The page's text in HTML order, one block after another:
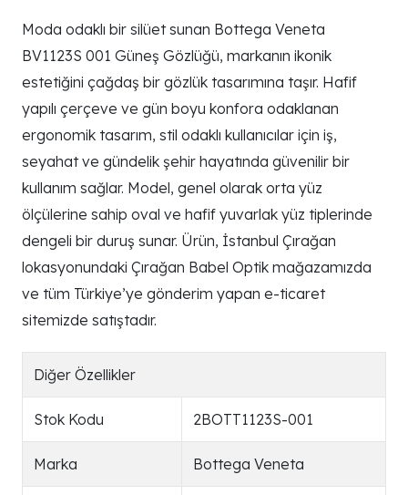
Moda odaklı bir silüet sunan Bottega Veneta
BV1123S 001 Güneş Gözlüğü, markanın ikonik
estetiğini çağdaş bir gözlük tasarımına taşır. Hafif
yapılı çerçeve ve gün boyu konfora odaklanan
ergonomik tasarım, stil odaklı kullanıcılar için iş,
seyahat ve gündelik şehir hayatında güvenilir bir
kullanım sağlar. Model, genel olarak orta yüz
ölçülerine sahip oval ve hafif yuvarlak yüz tiplerinde
dengeli bir duruş sunar. Ürün, İstanbul Çırağan
lokasyonundaki Çırağan Babel Optik mağazamızda
ve tüm Türkiye’ye gönderim yapan e-ticaret
sitemizde satıştadır.
Diğer Özellikler
Stok Kodu 2BOTT1123S-001
Marka Bottega Veneta